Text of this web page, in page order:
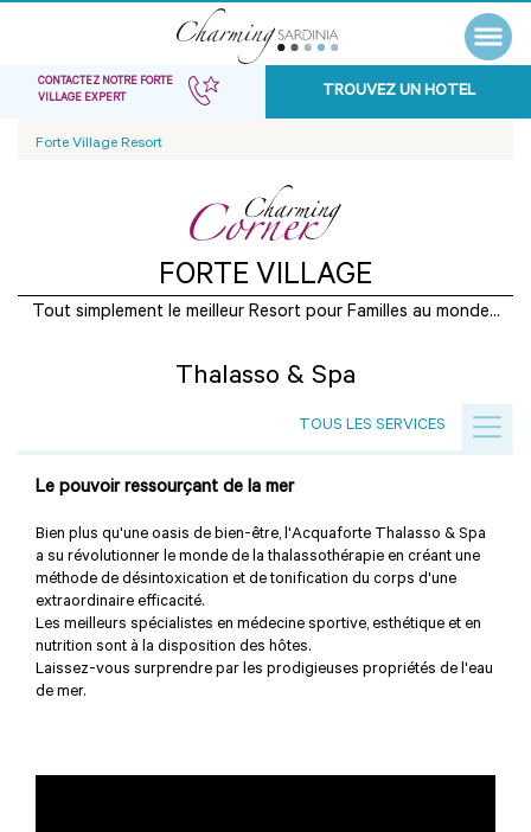
Forte Village Resort
FORTE VILLAGE
Tout simplement le meilleur Resort pour Familles au monde...
Thalasso & Spa
TOUS LES SERVICES
Le pouvoir ressourçant de la mer
Bien plus qu'une oasis de bien-être, l'Acquaforte Thalasso & Spa
a su révolutionner le monde de la thalassothérapie en créant une
méthode de désintoxication et de tonification du corps d'une
extraordinaire efficacité.
Les meilleurs spécialistes en médecine sportive, esthétique et en
nutrition sont à la disposition des hôtes.
Laissez-vous surprendre par les prodigieuses propriétés de l'eau
de mer.
CONTACTEZ NOTRE FORTE
VILLAGE EXPERT
TROUVEZ UN HOTEL